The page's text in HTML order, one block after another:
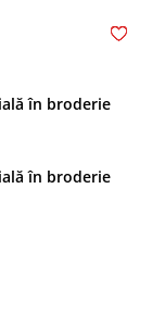
în broderie
în broderie